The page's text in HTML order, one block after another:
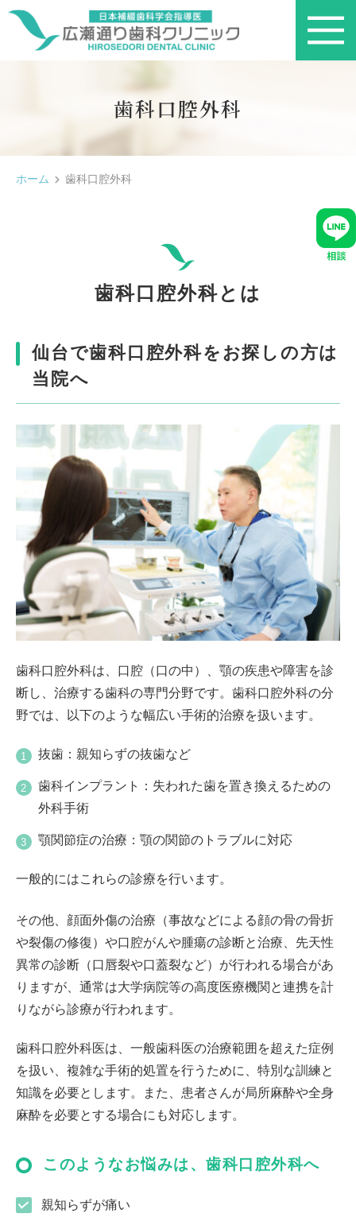
歯科口腔外科
ホーム 歯科口腔外科
歯科口腔外科とは
仙台で歯科口腔外科をお探しの方は
当院へ
歯科口腔外科は、口腔（口の中）、顎の疾患や障害を診
断し、治療する歯科の専門分野です。歯科口腔外科の分
野では、以下のような幅広い手術的治療を扱います。
抜歯：親知らずの抜歯など
歯科インプラント：失われた歯を置き換えるための
外科手術
顎関節症の治療：顎の関節のトラブルに対応
一般的にはこれらの診療を行います。
その他、顔面外傷の治療（事故などによる顔の骨の骨折
や裂傷の修復）や口腔がんや腫瘍の診断と治療、先天性
異常の診断（口唇裂や口蓋裂など）が行われる場合があ
りますが、通常は大学病院等の高度医療機関と連携を計
りながら診療が行われます。
歯科口腔外科医は、一般歯科医の治療範囲を超えた症例
を扱い、複雑な手術的処置を行うために、特別な訓練と
知識を必要とします。また、患者さんが局所麻酔や全身
麻酔を必要とする場合にも対応します。
このようなお悩みは、歯科口腔外科へ
親知らずが痛い